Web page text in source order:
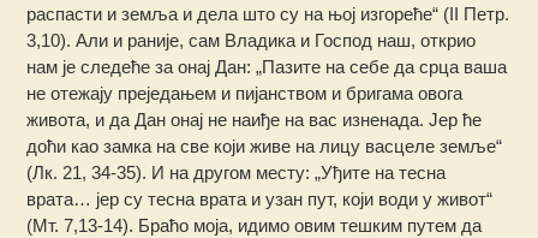
распасти и земља и дела што су на њој изгореће“ (II Петр.
3,10). Али и раније, сам Владика и Господ наш, открио
нам је следеће за онај Дан: „Пазите на себе да срца ваша
не отежају преједањем и пијанством и бригама овога
живота, и да Дан онај не наиђе на вас изненада. Јер ће
доћи као замка на све који живе на лицу васцеле земље“
(Лк. 21, 34-35). И на другом месту: „Уђите на тесна
врата… јер су тесна врата и узан пут, који води у живот“
(Мт. 7,13-14). Браћо моја, идимо овим тешким путем да